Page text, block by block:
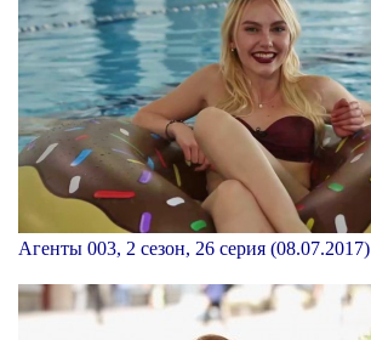
Агенты 003, 2 сезон, 26 серия (08.07.2017)